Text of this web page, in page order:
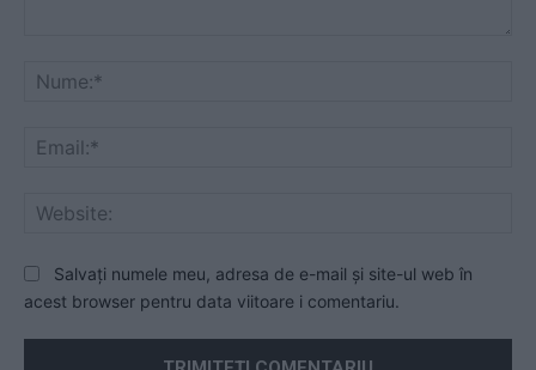
Salvați numele meu, adresa de e-mail și site-ul web în
acest browser pentru data viitoare i comentariu.